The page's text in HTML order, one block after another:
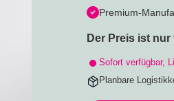
Premium-
Der Preis ist
Sofort verfügbar,
Planbare